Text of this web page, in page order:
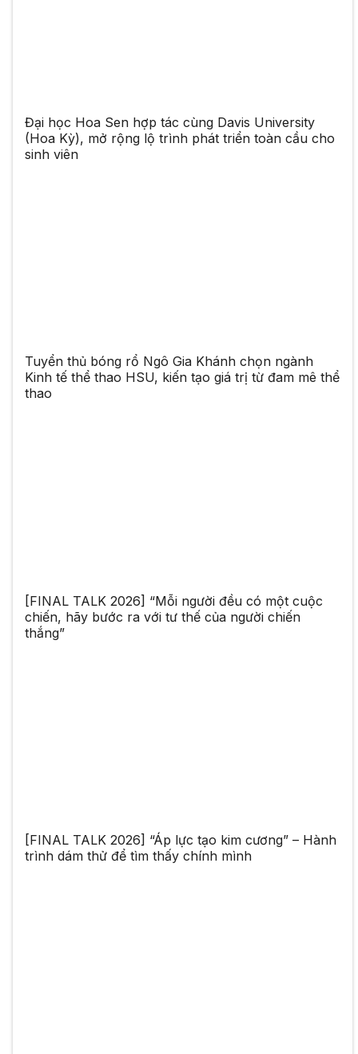
Đại học Hoa Sen hợp tác cùng Davis University
(Hoa Kỳ), mở rộng lộ trình phát triển toàn cầu cho
sinh viên
Tuyển thủ bóng rổ Ngô Gia Khánh chọn ngành
Kinh tế thể thao HSU, kiến tạo giá trị từ đam mê thể
thao
[FINAL TALK 2026] “Mỗi người đều có một cuộc
chiến, hãy bước ra với tư thế của người chiến
thắng”
[FINAL TALK 2026] “Áp lực tạo kim cương” – Hành
trình dám thử để tìm thấy chính mình